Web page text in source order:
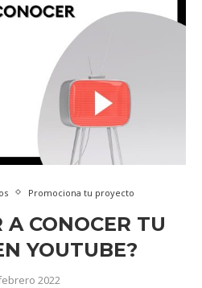
Promociona tu proyecto
A CONOCER TU
YOUTUBE?
2022